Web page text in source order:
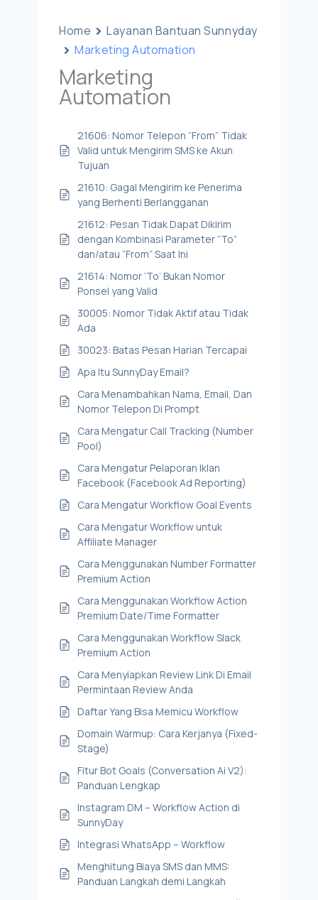
Home
Layanan Bantuan Sunnyday
Marketing Automation
Marketing
Automation
21606: Nomor Telepon “From” Tidak
Valid untuk Mengirim SMS ke Akun
Tujuan
21610: Gagal Mengirim ke Penerima
yang Berhenti Berlangganan
21612: Pesan Tidak Dapat Dikirim
dengan Kombinasi Parameter “To”
dan/atau “From” Saat Ini
21614: Nomor ‘To’ Bukan Nomor
Ponsel yang Valid
30005: Nomor Tidak Aktif atau Tidak
Ada
30023: Batas Pesan Harian Tercapai
Apa Itu SunnyDay Email?
Cara Menambahkan Nama, Email, Dan
Nomor Telepon Di Prompt
Cara Mengatur Call Tracking (Number
Pool)
Cara Mengatur Pelaporan Iklan
Facebook (Facebook Ad Reporting)
Cara Mengatur Workflow Goal Events
Cara Mengatur Workflow untuk
Affiliate Manager
Cara Menggunakan Number Formatter
Premium Action
Cara Menggunakan Workflow Action
Premium Date/Time Formatter
Cara Menggunakan Workflow Slack
Premium Action
Cara Menyiapkan Review Link Di Email
Permintaan Review Anda
Daftar Yang Bisa Memicu Workflow
Domain Warmup: Cara Kerjanya (Fixed-
Stage)
Fitur Bot Goals (Conversation Ai V2):
Panduan Lengkap
Instagram DM – Workflow Action di
SunnyDay
Integrasi WhatsApp – Workflow
Menghitung Biaya SMS dan MMS:
Panduan Langkah demi Langkah